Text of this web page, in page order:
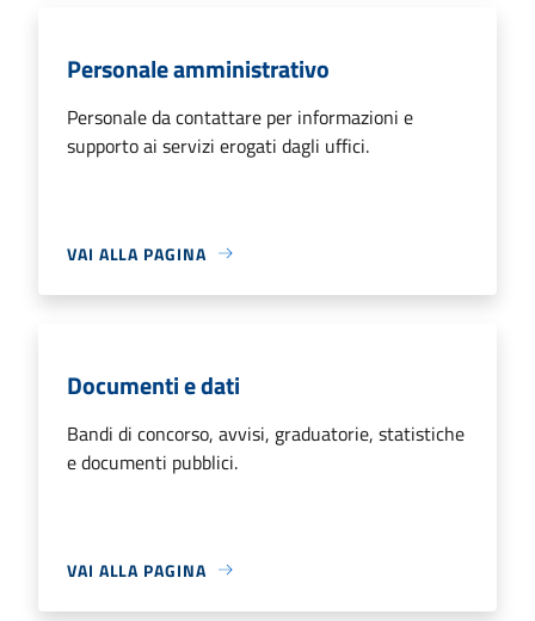
Personale amministrativo
Personale da contattare per informazioni e
supporto ai servizi erogati dagli uffici.
VAI ALLA PAGINA
Documenti e dati
Bandi di concorso, avvisi, graduatorie, statistiche
e documenti pubblici.
VAI ALLA PAGINA